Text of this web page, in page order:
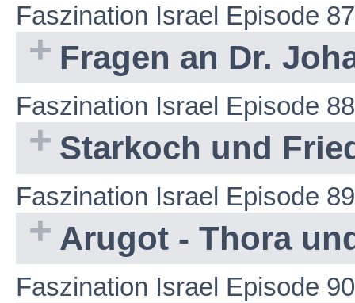
Faszination Israel Episode 87
Fragen an Dr.
Faszination Israel Episode 88
Starkoch und
Faszination Israel Episode 89
Arugot - Thora
Faszination Israel Episode 90